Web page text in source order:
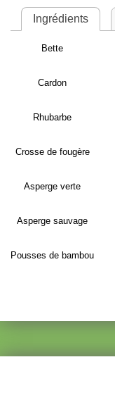
Ingrédients
Bette
Cardon
Rhubarbe
Crosse de fougère
Asperge verte
Asperge sauvage
Pousses de bambou